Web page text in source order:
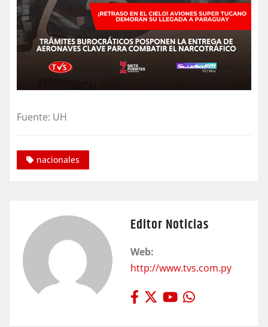
Fuente: UH
nacionales
Editor Noticias
Web:
http://www.tvs.com.py